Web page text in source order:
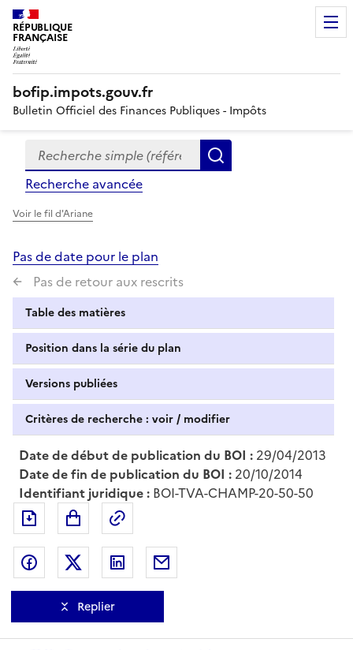
RÉPUBLIQUE
FRANÇAISE
bofip.impots.gouv.fr
Bulletin Officiel des Finances Publiques - Impôts
Formulaire
de
recherche
Recherche simple (références, mots clés, partie du
Recherche avancée
Voir le fil d'Ariane
Pas de date pour le plan
Pas de retour aux rescrits
Table des matières
Position dans la série du plan
Versions publiées
Critères de recherche : voir / modifier
Date de début de publication du BOI : 29/04/2013
Date de fin de publication du BOI : 20/10/2014
Identifiant juridique : BOI-TVA-CHAMP-20-50-50
Exporter le document au format pdf
Partager sur Facebook
Partager sur Twitter
Partager sur LinkedIn
Replier